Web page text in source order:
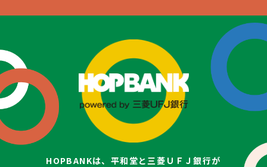
HOPBANKは、平和堂と三菱ＵＦＪ銀行が